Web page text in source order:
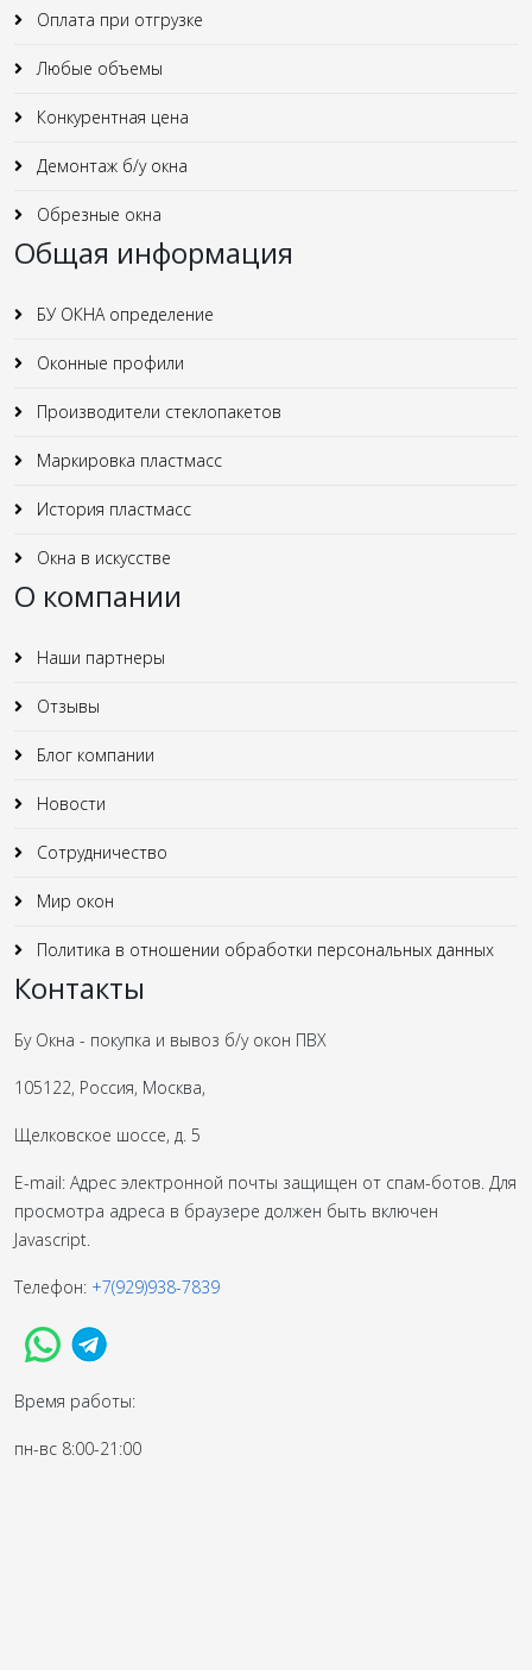
Оплата при отгрузке
Любые объемы
Конкурентная цена
Демонтаж б/у окна
Обрезные окна
Общая информация
БУ ОКНА определение
Оконные профили
Производители стеклопакетов
Маркировка пластмасс
История пластмасс
Окна в искусстве
О компании
Наши партнеры
Отзывы
Блог компании
Новости
Сотрудничество
Мир окон
Политика в отношении обработки персональных данных
Контакты
Бу Окна - покупка и вывоз б/у окон ПВХ
105122, Россия, Москва,
Щелковское шоссе, д. 5
E-mail: Адрес электронной почты защищен от спам-ботов. Для
просмотра адреса в браузере должен быть включен
Javascript.
Телефон: +7(929)938-7839
Время работы:
пн-вс 8:00-21:00